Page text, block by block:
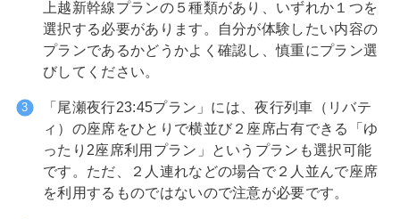
上越新幹線プランの５種類があり、いずれか１つを
選択する必要があります。自分が体験したい内容の
プランであるかどうかよく確認し、慎重にプラン選
びしてください。
「尾瀬夜行23:45プラン」には、夜行列車（リバテ
ィ）の座席をひとりで横並び２座席占有できる「ゆ
ったり2座席利用プラン」というプランも選択可能
です。ただ、２人連れなどの場合で２人並んで座席
を利用するものではないので注意が必要です。